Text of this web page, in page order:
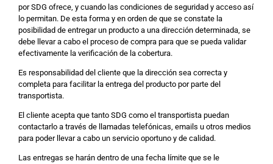
por SDG ofrece, y cuando las condiciones de seguridad y acceso así
lo permitan. De esta forma y en orden de que se constate la
posibilidad de entregar un producto a una dirección determinada, se
debe llevar a cabo el proceso de compra para que se pueda validar
efectivamente la verificación de la cobertura.
Es responsabilidad del cliente que la dirección sea correcta y
completa para facilitar la entrega del producto por parte del
transportista.
El cliente acepta que tanto SDG como el transportista puedan
contactarlo a través de llamadas telefónicas, emails u otros medios
para poder llevar a cabo un servicio oportuno y de calidad.
Las entregas se harán dentro de una fecha límite que se le